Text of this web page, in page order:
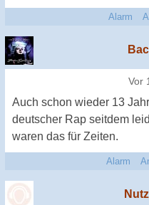
Alarm
Vor
Auch schon wieder 13
deutscher Rap seitdem
waren das für Zeiten.
Alarm